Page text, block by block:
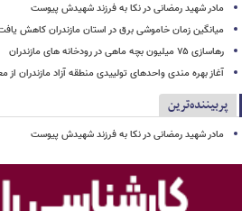
مادر شهید رمضانی در نکا به فرزند شهیدش پیوست
میانگین زمان خاموشی برق در استان مازندران کاهش
رهاسازی ۷۵ میلیون بچه ماهی در رودخانه های مازندران
آغاز بهره مندی واحدهای تولییدی منطقه آزاد مازندران
پربیننده‌ترین
مادر شهید رمضانی در نکا به فرزند شهیدش پیوست